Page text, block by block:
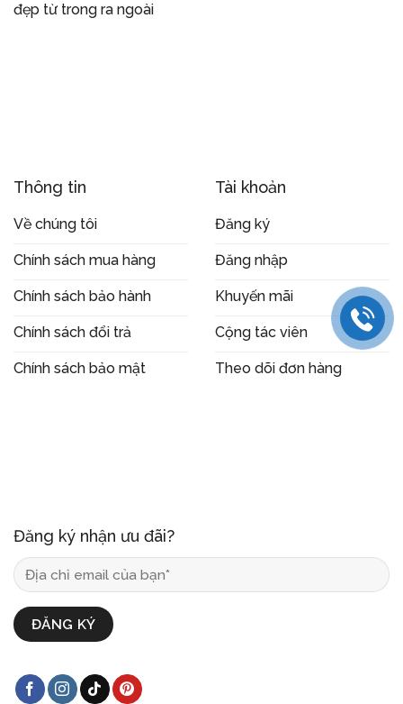
đẹp từ trong ra ngoài
Thông tin
Về chúng tôi
Chính sách mua hàng
Chính sách bảo hành
Chính sách đổi trả
Chính sách bảo mật
Tài khoản
Đăng ký
Đăng nhập
Khuyến mãi
Cộng tác viên
Theo dõi đơn hàng
Đăng ký nhận ưu đãi?